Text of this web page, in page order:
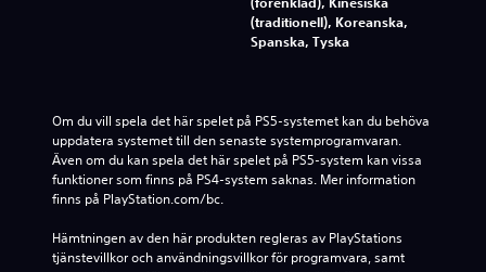
(traditionell), Koreanska,
Spanska, Tyska
Om du vill spela det här spelet på PS5-systemet kan du behöva
uppdatera systemet till den senaste systemprogramvaran.
Även om du kan spela det här spelet på PS5-system kan vissa
funktioner som finns på PS4-system saknas. Mer information
finns på PlayStation.com/bc.
Hämtningen av den här produkten regleras av PlayStations
tjänstevillkor och användningsvillkor för programvara, samt